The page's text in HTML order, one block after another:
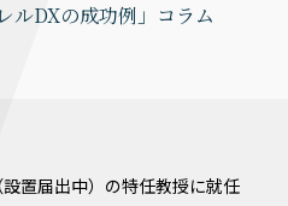
ルDXの成功例」コラム
置届出中）の特任教授に就任